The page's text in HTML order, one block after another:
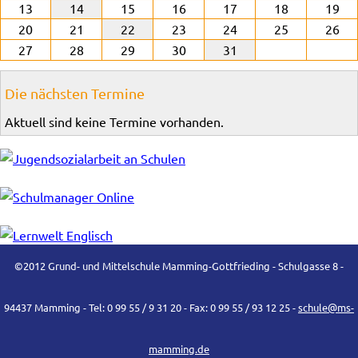
13
14 15 16 17 18
19
20
21 22 23 24 25
26
27
28 29 30 31
Die nächsten Termine
Aktuell sind keine Termine vorhanden.
©2012 Grund- und Mittelschule Mamming-Gottfrieding - Schulgasse 8 -
94437 Mamming - Tel: 0 99 55 / 9 31 20 - Fax: 0 99 55 / 93 12 25 -schule@ms-
mamming.de